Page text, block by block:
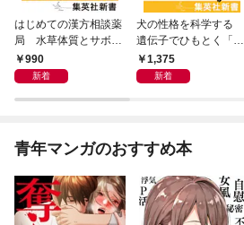
はじめての漢方相談薬
局 水草体質とサボテ
ン体質
990
新着
犬の性格を科学する
遺伝子でひもとく「最
良の友」の進化
1,375
新着
青年マンガのおすすめ本